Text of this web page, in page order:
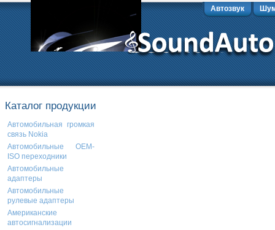
Автозвук
Каталог продукции
Автомобильная громкая
связь Nokia
Автомобильные OEM-
ISO переходники
Автомобильные
адаптеры
Автомобильные
рулевые адаптеры
Американские
автосигнализации